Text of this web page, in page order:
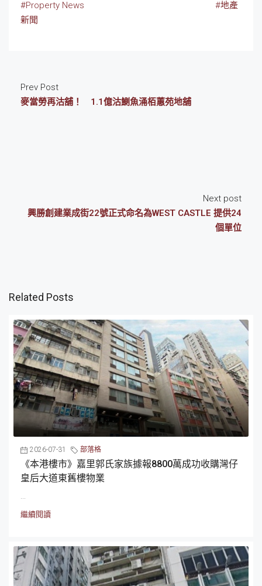
#Property News
#地產
新聞
Prev Post
麥當勞再沽舖！ 1.1億沽鰂魚涌栢蕙苑地舖
Next post
興勝創建業成街22號正式命名為WEST CASTLE 提供24
個單位
Related Posts
2026-07-31 部落格
《本港樓市》嘉里郭氏家族據報8800萬成功收購灣仔
皇后大道東舊樓物業
...
繼續閱讀